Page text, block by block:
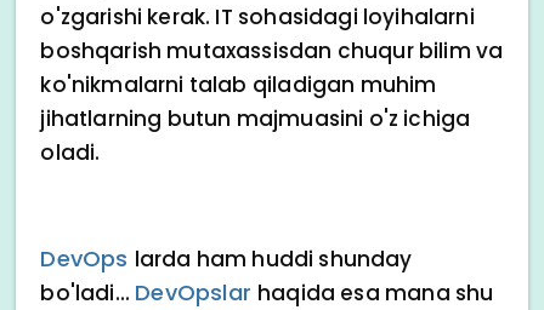
o'zgarishi kerak. IT sohasidagi loyihalarni
boshqarish mutaxassisdan chuqur bilim va
ko'nikmalarni talab qiladigan muhim
jihatlarning butun majmuasini o'z ichiga
oladi.
DevOps larda ham huddi shunday
bo'ladi... DevOpslar haqida esa mana shu